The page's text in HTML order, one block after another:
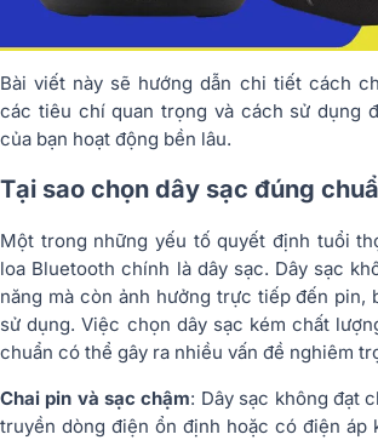
Bài viết này sẽ hướng dẫn chi tiết cách
các tiêu chí quan trọng và cách sử dụng
của bạn hoạt động bền lâu.
Tại sao chọn dây sạc đúng
Một trong những yếu tố quyết định tuổi
loa Bluetooth chính là dây sạc. Dây sạc
năng mà còn ảnh hưởng trực tiếp đến pin,
sử dụng. Việc chọn dây sạc kém chất
chuẩn có thể gây ra nhiều vấn đề nghiêm
Chai pin và sạc chậm: Dây sạc không đạt
truyền dòng điện ổn định hoặc có điện áp